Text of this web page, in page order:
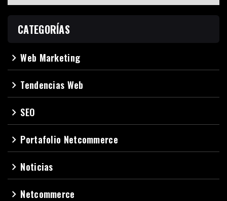
CATEGORÍAS
navigate_nextWeb Marketing
navigate_next Tendencias Web
navigate_next SEO
navigate_next Portafolio Netcommerce
navigate_next Noticias
navigate_next Netcommerce